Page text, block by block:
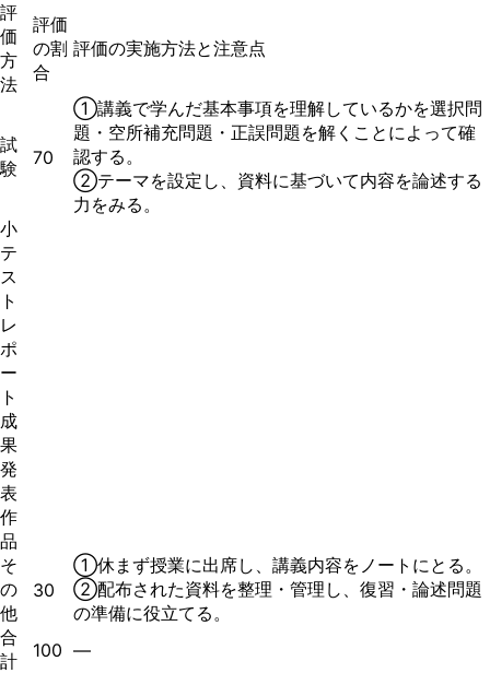
評
価
方
法
評価
の割
合
評価の実施方法と注意点
試
験
70
①講義で学んだ基本事項を理解しているかを選択問
題・空所補充問題・正誤問題を解くことによって確
認する。
②テーマを設定し、資料に基づいて内容を論述する
力をみる。
小
テ
ス
ト
レ
ポ
ー
ト
成
果
発
表
作
品
そ
の
他
30
①休まず授業に出席し、講義内容をノートにとる。
②配布された資料を整理・管理し、復習・論述問題
の準備に役立てる。
合
計
100 ―